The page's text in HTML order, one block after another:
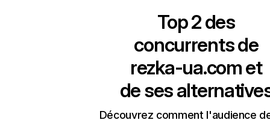
Top 2 des
concurrents de
rezka-ua.com et
de ses
Découvrez comment l'audience